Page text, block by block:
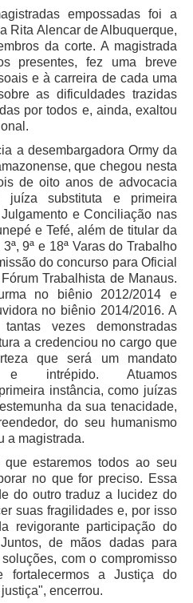
e Requisições de
de Prazos
TRT11
de TIC
- 2026
empossadas foi a
Rita Alencar de Albuquerque,
da corte. A magistrada
presentes, fez uma breve
e à carreira de cada uma
as dificuldades trazidas
por todos e, ainda, exaltou
a desembargadora Ormy da
que chegou nesta
de oito anos de advocacia
juíza substituta e primeira
e Conciliação nas
e Tefé, além de titular da
9ª e 18ª Varas do Trabalho
do concurso para Oficial
Trabalhista de Manaus.
no biênio 2012/2014 e
no biênio 2014/2016. A
vezes demonstradas
a credenciou no cargo que
que será um mandato
e intrépido. Atuamos
instância, como juízas
da sua tenacidade,
do seu humanismo
a magistrada.
estaremos todos ao seu
no que for preciso. Essa
do outro traduz a lucidez do
suas fragilidades e, por isso
revigorante participação do
de mãos dadas para
com o compromisso
fortalecermos a Justiça do
encerrou.